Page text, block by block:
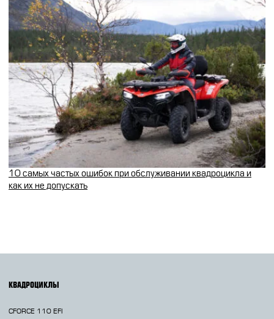
10 самых частых ошибок при обслуживании квадроцикла и
как их не допускать
КВАДРОЦИКЛЫ
CFORCE 110 EFI